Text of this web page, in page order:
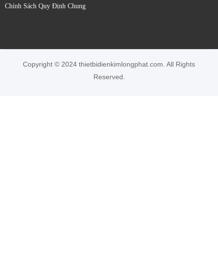
Chính Sách Quy Định Chung
Copyright © 2024 thietbidienkimlongphat.com. All Rights
Reserved.